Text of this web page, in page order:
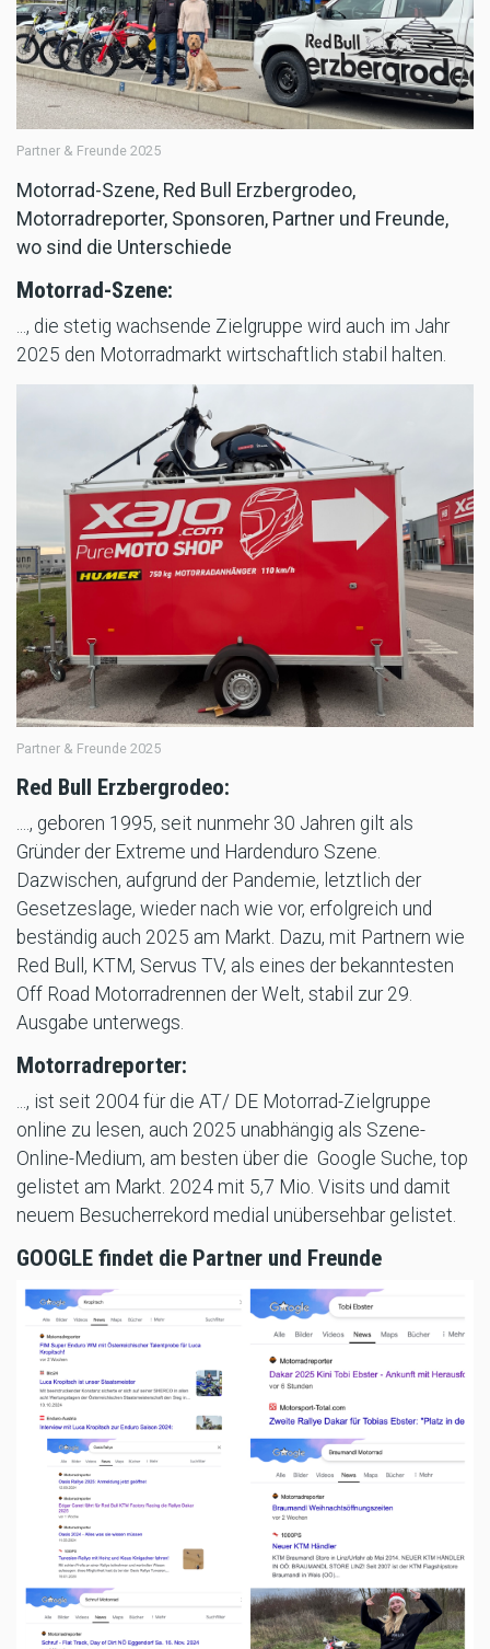
Partner & Freunde 2025
Motorrad-Szene, Red Bull Erzbergrodeo,
Motorradreporter, Sponsoren, Partner und Freunde,
wo sind die Unterschiede
Motorrad-Szene:
..., die stetig wachsende Zielgruppe wird auch im Jahr
2025 den Motorradmarkt wirtschaftlich stabil halten.
Partner & Freunde 2025
Red Bull Erzbergrodeo:
...., geboren 1995, seit nunmehr 30 Jahren gilt als
Gründer der Extreme und Hardenduro Szene.
Dazwischen, aufgrund der Pandemie, letztlich der
Gesetzeslage, wieder nach wie vor, erfolgreich und
beständig auch 2025 am Markt. Dazu, mit Partnern wie
Red Bull, KTM, Servus TV, als eines der bekanntesten
Off Road Motorradrennen der Welt, stabil zur 29.
Ausgabe unterwegs.
Motorradreporter:
..., ist seit 2004 für die AT/ DE Motorrad-Zielgruppe
online zu lesen, auch 2025 unabhängig als Szene-
Online-Medium, am besten über die Google Suche, top
gelistet am Markt. 2024 mit 5,7 Mio. Visits und damit
neuem Besucherrekord medial unübersehbar gelistet.
GOOGLE findet die Partner und Freunde